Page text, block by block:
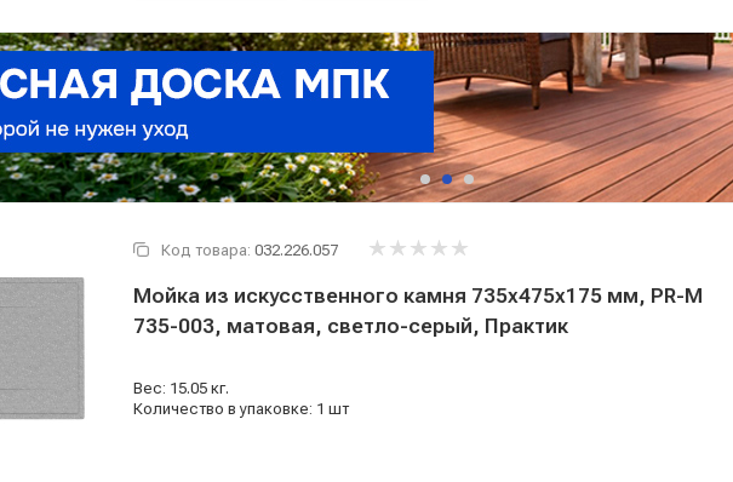
Код товара: 032.226.057
Мойка из искусственного камня 735x475x175 мм, PR-M
735-003, матовая, светло-серый, Практик
Вес: 15.05 кг.
Количество в упаковке: 1 шт